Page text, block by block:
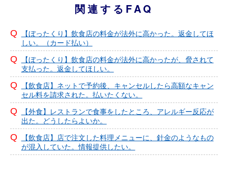
関連するFAQ
【ぼったくり】飲食店の料金が法外に高かった。返金してほ
しい。（カード払い）
【ぼったくり】飲食店の料金が法外に高かったが、脅されて
支払った。返金してほしい。
【飲食店】ネットで予約後、キャンセルしたら高額なキャン
セル料を請求された。払いたくない。
【外食】レストランで食事をしたところ、アレルギー反応が
出た。どうしたらよいか。
【飲食店】店で注文した料理メニューに、針金のようなもの
が混入していた。情報提供したい。